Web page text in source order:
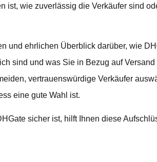
ist, wie zuverlässig die Verkäufer sind
und ehrlichen Überblick darüber, wie
sind und was Sie in Bezug auf
vertrauenswürdige Verkäufer
eine gute Wahl ist.
sicher ist, hilft Ihnen diese